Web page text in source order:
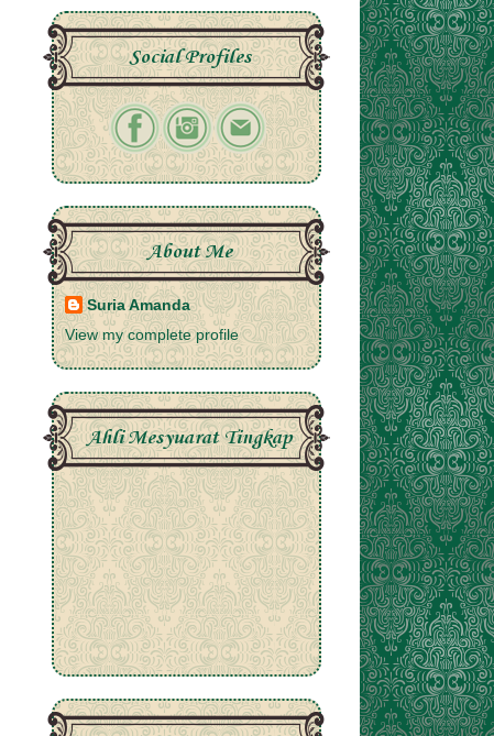
Social Profiles
About Me
Suria Amanda
View my complete profile
Ahli Mesyuarat Tingkap